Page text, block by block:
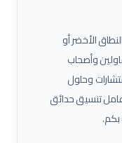
الأخضر أو
وأصحاب
وحلول
تنسيق حدائق
بكم.